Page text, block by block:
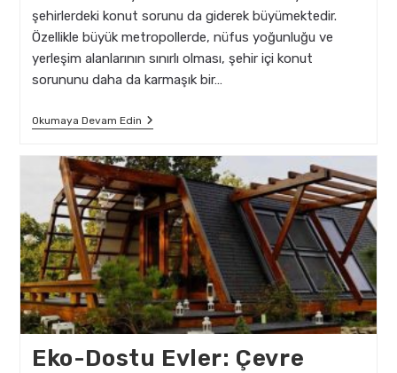
şehirlerdeki konut sorunu da giderek büyümektedir.
Özellikle büyük metropollerde, nüfus yoğunluğu ve
yerleşim alanlarının sınırlı olması, şehir içi konut
sorununu daha da karmaşık bir…
Okumaya Devam EdinŞehir
İçi
Sorunu
Ve
Yaratıcı
Çözümler
Eko-Dostu Evler: Çevre